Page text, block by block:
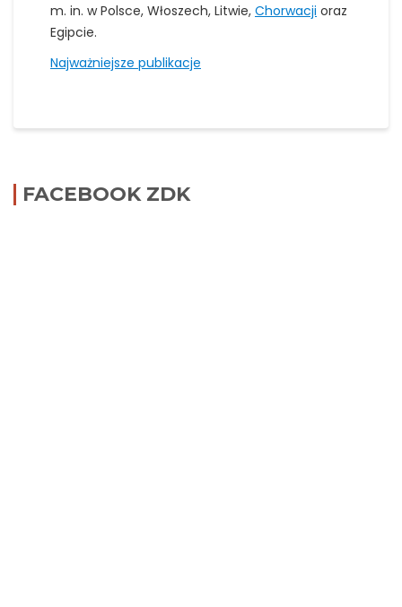
m. in. w Polsce, Włoszech, Litwie, Chorwacji oraz
Egipcie.
Najważniejsze publikacje
FACEBOOK ZDK